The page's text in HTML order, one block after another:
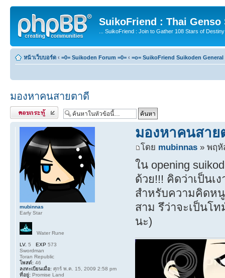
SuikoFriend : Thai Genso
... SuikoFriend : Join to Gather 108 Stars of
หน้าเว็บบอร์ด ‹ =0= Suikoden Forum =0= ‹ =o= SuikoFriend Suikoden General
มองหาคนสายตาดี
ตอบกระทู้
มองหาคนสาย
โดย mubinnas » พฤหั
ใน opening
ด้วย!!! คิดว่าเป็นเ
สำหรับความคิดห
สาม รึว่าจะเป็นโ
นะ)
mubinnas
Early Star
Water Rune
LV. 5 EXP 573
Swordman
Toran Republic
โพสต์: 46
ลงทะเบียนเมื่อ: ศุกร์ พ.ค. 15, 2009 2:58 pm
ที่อยู่: Promise Land